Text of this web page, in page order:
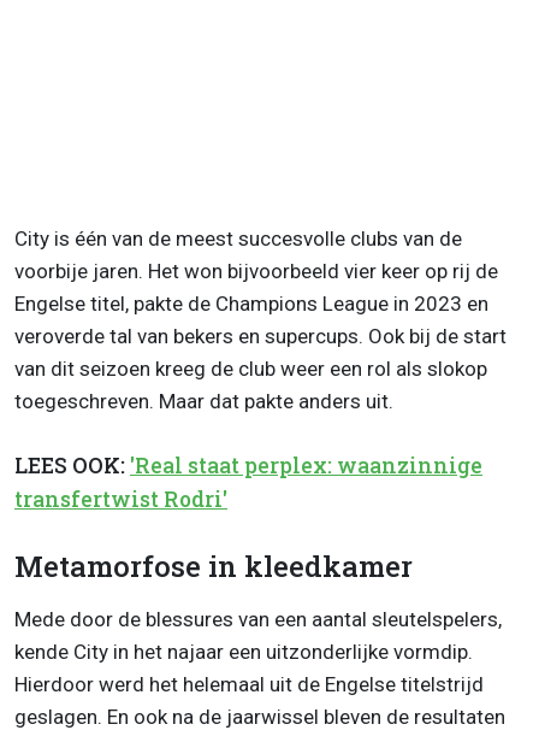
City is één van de meest succesvolle clubs van de
voorbije jaren. Het won bijvoorbeeld vier keer op rij de
Engelse titel, pakte de Champions League in 2023 en
veroverde tal van bekers en supercups. Ook bij de start
van dit seizoen kreeg de club weer een rol als slokop
toegeschreven. Maar dat pakte anders uit.
LEES OOK: 'Real staat perplex: waanzinnige
transfertwist Rodri'
Metamorfose in kleedkamer
Mede door de blessures van een aantal sleutelspelers,
kende City in het najaar een uitzonderlijke vormdip.
Hierdoor werd het helemaal uit de Engelse titelstrijd
geslagen. En ook na de jaarwissel bleven de resultaten